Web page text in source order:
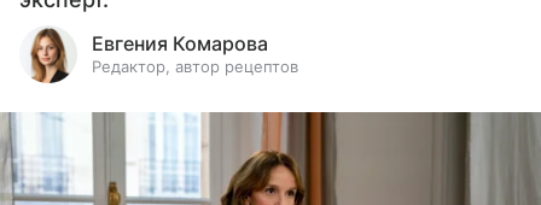
Евгения Комарова
Редактор, автор рецептов